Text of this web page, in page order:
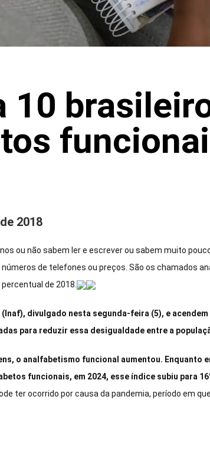
10
2018
ou não sabem ler e escrever ou sabem muito
de telefones ou preços. São os chamados
de 2018.
divulgado nesta segunda-feira (5), e acendem
para reduzir essa desigualdade entre a
o analfabetismo funcional aumentou. Enquanto
funcionais, em 2024, esse índice subiu para
ter ocorrido por causa da pandemia, período em